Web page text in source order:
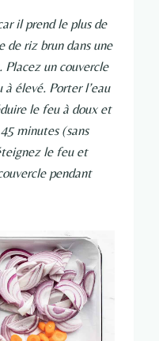
il prend le plus de
de riz brun dans une
Placez un couvercle
élevé. Porter l’eau
le feu à doux et
minutes (sans
le feu et
pendant